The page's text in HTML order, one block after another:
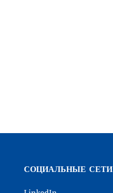
СОЦИАЛЬНЫЕ СЕТИ